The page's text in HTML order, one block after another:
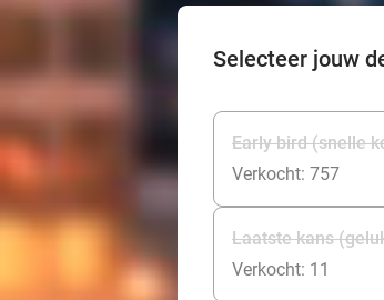
Selecteer jouw
Early bird (snelle
Verkocht: 757
Laatste kans
Verkocht: 11